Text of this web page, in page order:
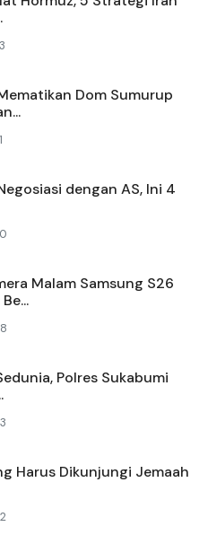
Dom Sumurup
dengan AS, Ini 4
Malam Samsung S26
Polres Sukabumi
Harus Dikunjungi Jemaah